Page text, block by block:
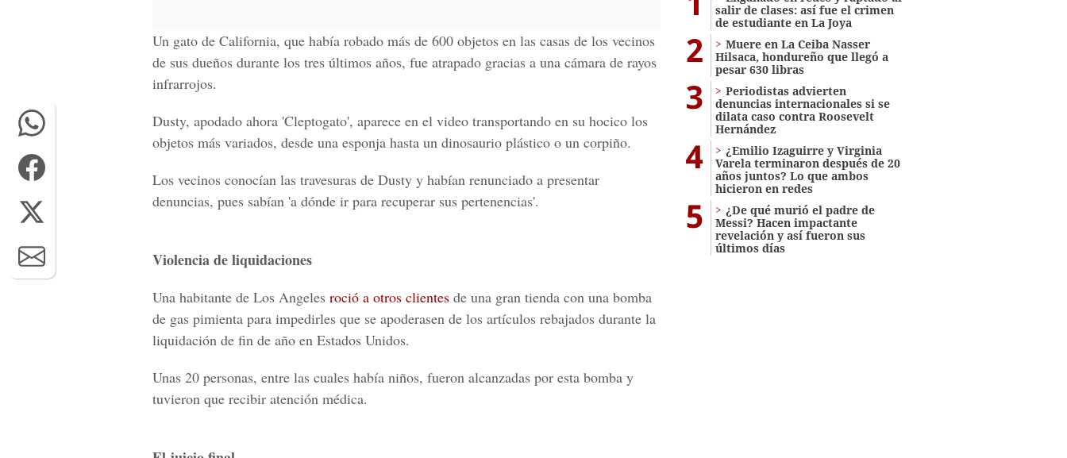
Un gato de California, que había robado más de 600 objetos en las casas de los vecinos
de sus dueños durante los tres últimos años, fue atrapado gracias a una cámara de rayos
infrarrojos.
Dusty, apodado ahora 'Cleptogato', aparece en el video transportando en su hocico los
objetos más variados, desde una esponja hasta un dinosaurio plástico o un corpiño.
Los vecinos conocían las travesuras de Dusty y habían renunciado a presentar
denuncias, pues sabían 'a dónde ir para recuperar sus pertenencias'.
Violencia de liquidaciones
Una habitante de Los Angeles roció a otros clientes de una gran tienda con una bomba
de gas pimienta para impedirles que se apoderasen de los artículos rebajados durante la
liquidación de fin de año en Estados Unidos.
Unas 20 personas, entre las cuales había niños, fueron alcanzadas por esta bomba y
tuvieron que recibir atención médica.
salir de clases: así fue el crimen
de estudiante en La Joya
2
Muere en La Ceiba Nasser
Hilsaca, hondureño que llegó a
pesar 630 libras
3
Periodistas advierten
denuncias internacionales si se
dilata caso contra Roosevelt
Hernández
4
¿Emilio Izaguirre y Virginia
Varela terminaron después de 20
años juntos? Lo que ambos
hicieron en redes
5
¿De qué murió el padre de
Messi? Hacen impactante
revelación y así fueron sus
últimos días